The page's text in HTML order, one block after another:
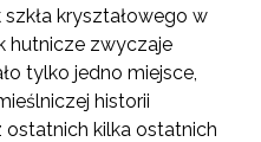
kryształowego w
hutnicze zwyczaje
tylko jedno miejsce,
historii
ostatnich kilka ostatnich